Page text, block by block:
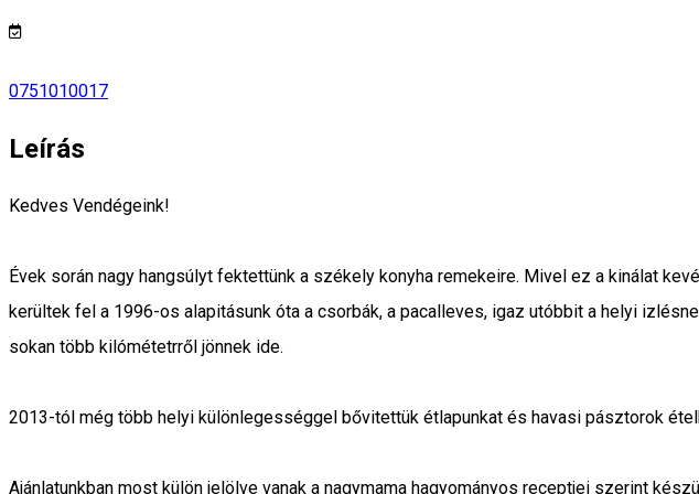
0751010017
Leírás
Kedves Vendégeink!
Évek során nagy hangsúlyt fektettünk a székely konyha remekeire. Mivel ez a kinálat
kerültek fel a 1996-os alapitásunk óta a csorbák, a pacalleves, igaz utóbbit a helyi
sokan több kilómétetrről jönnek ide.
2013-tól még több helyi különlegességgel bővitettük étlapunkat és havasi pásztorok
Ajánlatunkban most külön jelölve vanak a nagymama hagyományos receptjei szerint